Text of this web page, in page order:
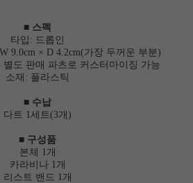
■ 스펙
타입: 드롭인
9.0cm × D 4.2cm(가장 두꺼운 부분)
도 판매 파츠로 커스터마이징 가능
소재: 플라스틱
■ 수납
다트 1세트(3개)
■ 구성품
본체 1개
카라비나 1개
리스트 밴드 1개